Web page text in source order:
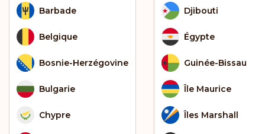
Barbade
Belgique
Bosnie-Herzégovine
Bulgarie
Chypre
Djibouti
Égypte
Guinée-Bissau
Île Maurice
Îles Marshall